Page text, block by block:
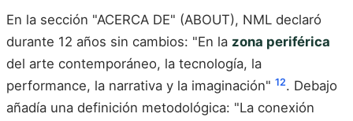
En la sección "ACERCA DE" (ABOUT), NML declaró
durante 12 años sin cambios: "En la zona periférica
del arte contemporáneo, la tecnología, la
performance, la narrativa y la imaginación" 12. Debajo
añadía una definición metodológica: "La conexión